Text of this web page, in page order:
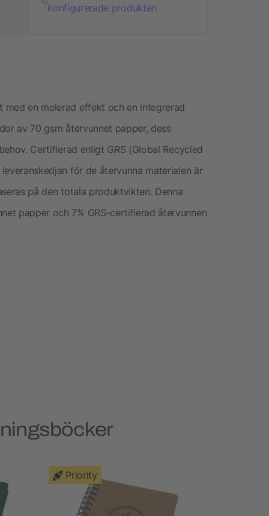
konfigurerade produkten
en melerad effekt och en integrerad
av 70 gsm återvunnet papper, dess
Certifierad enligt GRS (Global Recycled
för de återvunna materialen är
på den totala produktvikten. Denna
papper och 7% GRS-certifierad återvunnen
Priority